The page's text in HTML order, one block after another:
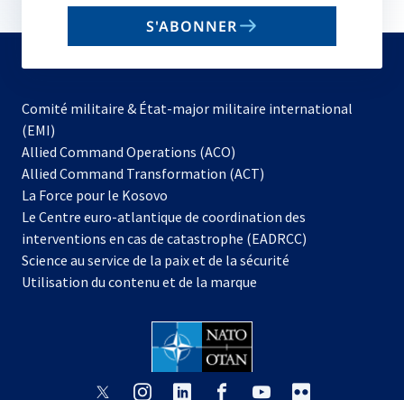
email
S'ABONNER
Comité militaire & État-major militaire international
(EMI)
Allied Command Operations (ACO)
dans
nouvel
onglet
Allied Command Transformation (ACT)
La Force pour le Kosovo
dans
un
nouvel
onglet
Le Centre euro-atlantique de coordination des
interventions en cas de catastrophe (EADRCC)
Science au service de la paix et de la sécurité
Utilisation du contenu et de la marque
s’ouvres’ouvres’ouvres’ouvres’ouvre